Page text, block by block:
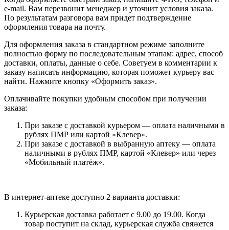
e-mail. Вам перезвонит менеджер и уточнит условия заказа.
По результатам разговора вам придет подтверждение
оформления товара на почту.
Для оформления заказа в стандартном режиме заполните
полностью форму по последовательным этапам: адрес, способ
доставки, оплаты, данные о себе. Советуем в комментарии к
заказу написать информацию, которая поможет курьеру вас
найти. Нажмите кнопку «Оформить заказ».
Оплачивайте покупки удобным способом при получении
заказа:
При заказе с доставкой курьером — оплата наличными в
рублях ПМР или картой «Клевер».
При заказе с доставкой в выбранную аптеку — оплата
наличными в рублях ПМР, картой «Клевер» или через
«Мобильный платёж».
В интернет-аптеке доступно 2 варианта доставки:
Курьерская доставка работает с 9.00 до 19.00. Когда
товар поступит на склад, курьерская служба свяжется